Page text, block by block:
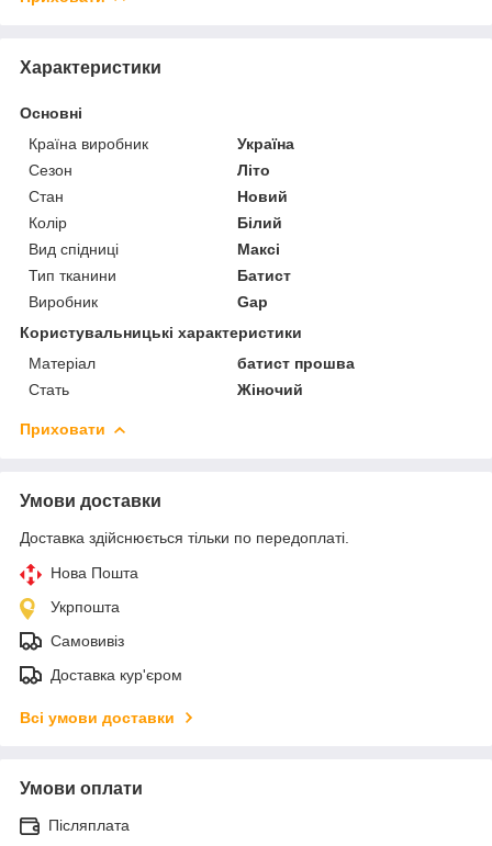
Характеристики
Основні
Країна виробник
Україна
Сезон
Літо
Стан
Новий
Колір
Білий
Вид спідниці
Максі
Тип тканини
Батист
Виробник
Gap
Користувальницькі характеристики
Матеріал
батист прошва
Стать
Жіночий
Приховати
Умови доставки
Доставка здійснюється тільки по передоплаті.
Нова Пошта
Укрпошта
Самовивіз
Доставка кур'єром
Всі умови доставки
Умови оплати
Післяплата